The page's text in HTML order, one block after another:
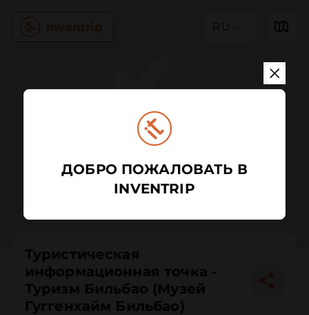
RU
Туристическая
информационная точка -
Туризм Бильбао (Музей
Гуггенхайм Бильбао)
ДОБРО ПОЖАЛОВАТЬ В
INVENTRIP